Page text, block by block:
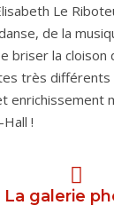
Le
de la
briser la
très différents
enrichissement
!
La galerie